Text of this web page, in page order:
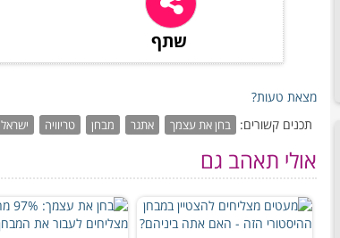
שתף
מצאת טעות?
תכנים קשורים: בחן את עצמך אתגר מבחן טריוויה ישראל
אולי תאהב גם